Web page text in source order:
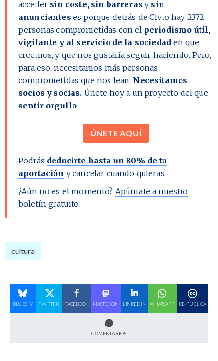
acceder sin coste, sin barreras y sin
anunciantes es porque detrás de Civio hay 2372
personas comprometidas con el periodismo útil,
vigilante y al servicio de la sociedad en que
creemos, y que nos gustaría seguir haciendo. Pero,
para eso, necesitamos más personas
comprometidas que nos lean. Necesitamos
socios y socias. Únete hoy a un proyecto del que
sentir orgullo.
ÚNETE AQUÍ
Podrás deducirte hasta un 80% de tu
aportación y cancelar cuando quieras.
¿Aún no es el momento? Apúntate a nuestro
boletín gratuito.
cultura
BLUESKY TWITTER FACEBOOK MASTODON LINKEDIN WHATSAPP RE-PUBLICA
COMENTARIOS